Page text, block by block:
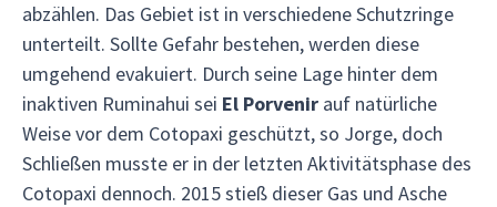
abzählen. Das Gebiet ist in verschiedene Schutzringe
unterteilt. Sollte Gefahr bestehen, werden diese
umgehend evakuiert. Durch seine Lage hinter dem
inaktiven Ruminahui sei El Porvenir auf natürliche
Weise vor dem Cotopaxi geschützt, so Jorge, doch
Schließen musste er in der letzten Aktivitätsphase des
Cotopaxi dennoch. 2015 stieß dieser Gas und Asche